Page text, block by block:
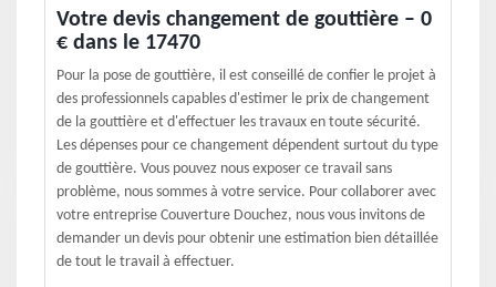
Votre devis changement de gouttière – 0
€ dans le 17470
Pour la pose de gouttière, il est conseillé de confier le projet à
des professionnels capables d'estimer le prix de changement
de la gouttière et d'effectuer les travaux en toute sécurité.
Les dépenses pour ce changement dépendent surtout du type
de gouttière. Vous pouvez nous exposer ce travail sans
problème, nous sommes à votre service. Pour collaborer avec
votre entreprise Couverture Douchez, nous vous invitons de
demander un devis pour obtenir une estimation bien détaillée
de tout le travail à effectuer.